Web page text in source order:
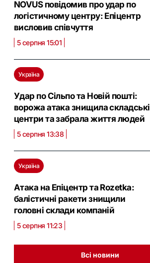
NOVUS повідомив про удар по
логістичному центру: Eпіцентр
висловив співчуття
5 серпня 15:01
Україна
Удар по Сільпо та Новій пошті:
ворожа атака знищила складські
центри та забрала життя людей
5 серпня 13:38
Україна
Атака на Епіцентр та Rozetka:
балістичні ракети знищили
головні склади компаній
5 серпня 11:23
Всі новини